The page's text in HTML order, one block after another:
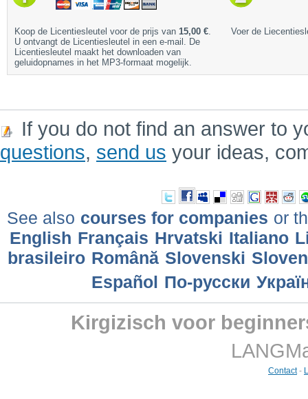
Koop de Licentiesleutel voor de prijs van 15,00 €.
U ontvangt de Licentiesleutel in een e-mail. De
Licentiesleutel maakt het downloaden van
geluidopnames in het MP3-formaat mogelijk.
Voer de
If you do not find an answer to
questions, send us your ideas,
See also courses for companies or
English Français Hrvatski Italiano
brasileiro Română Slovenski
Еspañol По-русски
Kirgizisch voor
Contact-